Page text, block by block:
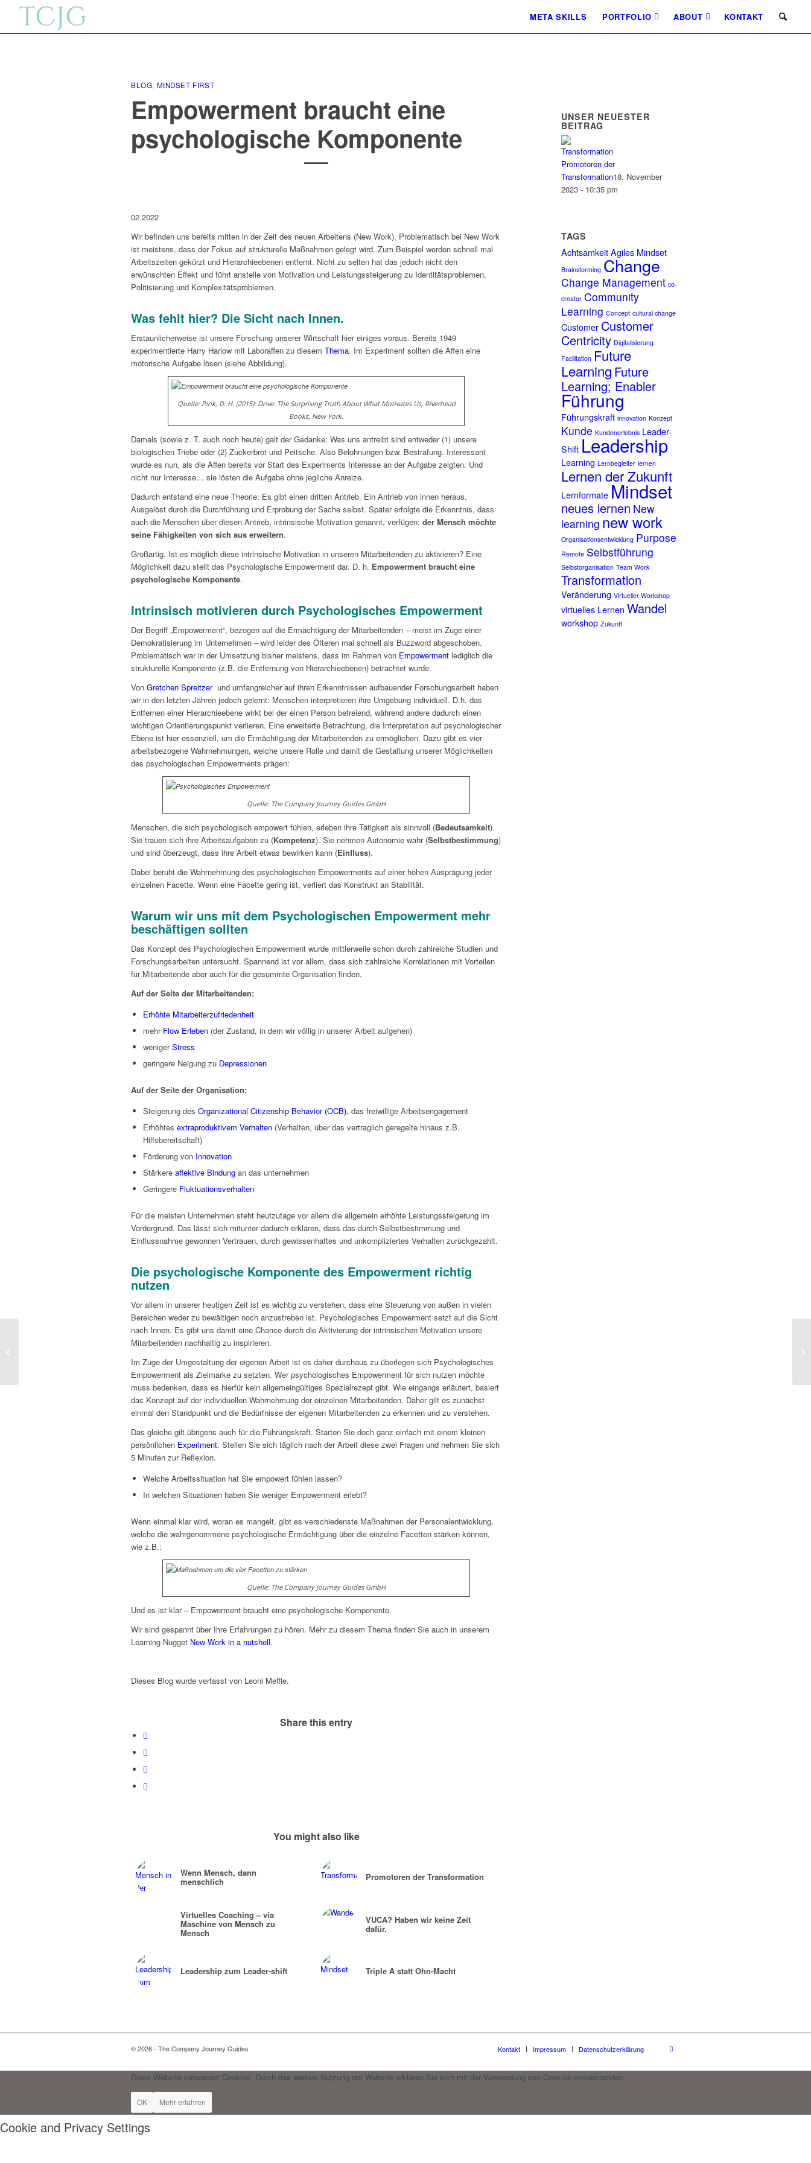
META SKILLS PORTFOLIO ABOUT KONTAKT
BLOG, MINDSET FIRST
Empowerment braucht eine
psychologische Komponente
02.2022
Wir befinden uns bereits mitten in der Zeit des neuen Arbeitens (New Work). Problematisch bei New Work
ist meistens, dass der Fokus auf strukturelle Maßnahmen gelegt wird. Zum Beispiel werden schnell mal
Arbeitszeiten gekürzt und Hierarchieebenen entfernt. Nicht zu selten hat das jedoch nicht den
erwünschten Effekt und führt anstelle von Motivation und Leistungssteigerung zu Identitätsproblemen,
Politisierung und Komplexitätsproblemen.
Was fehlt hier? Die Sicht nach Innen.
Erstaunlicherweise ist unsere Forschung unserer Wirtschaft hier einiges voraus. Bereits 1949
experimentierte Harry Harlow mit Laboraffen zu diesem Thema. Im Experiment sollten die Affen eine
motorische Aufgabe lösen (siehe Abbildung).
Quelle: Pink, D. H. (2015): Drive: The Surprising Truth About What Motivates Us, Riverhead
Books, New York.
Damals (sowie z. T. auch noch heute) galt der Gedanke: Was uns antreibt sind entweder (1) unsere
biologischen Triebe oder (2) Zuckerbrot und Peitsche. Also Belohnungen bzw. Bestrafung. Interessant
wurde es nun, als die Affen bereits vor Start des Experiments Interesse an der Aufgabe zeigten. Und
nicht nur Interesse… sie lösten die Aufgabe ohne jegliche Anreize.
Dadurch entstand eine neue Theorie: Es gibt einen dritten Antrieb. Ein Antrieb von innen heraus.
Ausgelöst durch die Durchführung und Erprobung der Sache selbst. Später erfolgte die Erkenntnis, dass
auch die Menschen über diesen Antrieb, intrinsische Motivation genannt, verfügen: der Mensch möchte
seine Fähigkeiten von sich aus erweitern.
Großartig. Ist es möglich diese intrinsische Motivation in unseren Mitarbeitenden zu aktivieren? Eine
Möglichkeit dazu stellt das Psychologische Empowerment dar. D. h. Empowerment braucht eine
psychologische Komponente.
Intrinsisch motivieren durch Psychologisches Empowerment
Der Begriff „Empowerment“, bezogen auf die Ermächtigung der Mitarbeitenden – meist im Zuge einer
Demokratisierung im Unternehmen – wird leider des Öfteren mal schnell als Buzzword abgeschoben.
Problematisch war in der Umsetzung bisher meistens, dass im Rahmen von Empowerment lediglich die
strukturelle Komponente (z.B. die Entfernung von Hierarchieebenen) betrachtet wurde.
Von Gretchen Spreitzer und umfangreicher auf ihren Erkenntnissen aufbauender Forschungsarbeit haben
wir in den letzten Jahren jedoch gelernt: Menschen interpretieren ihre Umgebung individuell. D.h. das
Entfernen einer Hierarchieebene wirkt bei der einen Person befreiend, während andere dadurch einen
wichtigen Orientierungspunkt verlieren. Eine erweiterte Betrachtung, die Interpretation auf psychologischer
Ebene ist hier essenziell, um die Ermächtigung der Mitarbeitenden zu ermöglichen. Dazu gibt es vier
arbeitsbezogene Wahrnehmungen, welche unsere Rolle und damit die Gestaltung unserer Möglichkeiten
des psychologischen Empowerments prägen:
Quelle: The Company Journey Guides GmbH
Menschen, die sich psychologisch empowert fühlen, erleben ihre Tätigkeit als sinnvoll (Bedeutsamkeit).
Sie trauen sich ihre Arbeitsaufgaben zu (Kompetenz). Sie nehmen Autonomie wahr (Selbstbestimmung)
und sind überzeugt, dass ihre Arbeit etwas bewirken kann (Einfluss).
Dabei beruht die Wahrnehmung des psychologischen Empowerments auf einer hohen Ausprägung jeder
einzelnen Facette. Wenn eine Facette gering ist, verliert das Konstrukt an Stabilität.
Warum wir uns mit dem Psychologischen Empowerment mehr
beschäftigen sollten
Das Konzept des Psychologischen Empowerment wurde mittlerweile schon durch zahlreiche Studien und
Forschungsarbeiten untersucht. Spannend ist vor allem, dass sich zahlreiche Korrelationen mit Vorteilen
für Mitarbeitende aber auch für die gesummte Organisation finden.
Auf der Seite der Mitarbeitenden:
Erhöhte Mitarbeiterzufriedenheit
mehr Flow Erleben (der Zustand, in dem wir völlig in unserer Arbeit aufgehen)
wenigerStress
geringere Neigung zu Depressionen
Auf der Seite der Organisation:
Steigerung des Organizational Citizenship Behavior (OCB), das freiwillige Arbeitsengagement
Erhöhtes extraproduktivem Verhalten (Verhalten, über das vertraglich geregelte hinaus z.B.
Hilfsbereitschaft)
Förderung von Innovation
Stärkere affektive Bindung an das unternehmen
Geringere Fluktuationsverhalten
Für die meisten Unternehmen steht heutzutage vor allem die allgemein erhöhte Leistungssteigerung im
Vordergrund. Das lässt sich mitunter dadurch erklären, dass das durch Selbstbestimmung und
Einflussnahme gewonnen Vertrauen, durch gewissenhaftes und unkompliziertes Verhalten zurückgezahlt.
Die psychologische Komponente des Empowerment richtig
nutzen
Vor allem in unserer heutigen Zeit ist es wichtig zu verstehen, dass eine Steuerung von außen in vielen
Bereichen weder zu bewältigen noch anzustreben ist. Psychologisches Empowerment setzt auf die Sicht
nach Innen. Es gibt uns damit eine Chance durch die Aktivierung der intrinsischen Motivation unsere
Mitarbeitenden nachhaltig zu inspirieren.
Im Zuge der Umgestaltung der eigenen Arbeit ist es daher durchaus zu überlegen sich Psychologisches
Empowerment als Zielmarke zu setzten. Wer psychologisches Empowerment für sich nutzen möchte
muss bedenken, dass es hierfür kein allgemeingültiges Spezialrezept gibt. Wie eingangs erläutert, basiert
das Konzept auf der individuellen Wahrnehmung der einzelnen Mitarbeitenden. Daher gilt es zunächst
einmal den Standpunkt und die Bedürfnisse der eigenen Mitarbeitenden zu erkennen und zu verstehen.
Das gleiche gilt übrigens auch für die Führungskraft. Starten Sie doch ganz einfach mit einem kleinen
persönlichen Experiment. Stellen Sie sich täglich nach der Arbeit diese zwei Fragen und nehmen Sie sich
5 Minuten zur Reflexion.
Welche Arbeitssituation hat Sie empowert fühlen lassen?
In welchen Situationen haben Sie weniger Empowerment erlebt?
Wenn einmal klar wird, woran es mangelt, gibt es verschiedenste Maßnahmen der Personalentwicklung,
welche die wahrgenommene psychologische Ermächtigung über die einzelne Facetten stärken können,
wie z.B.:
Quelle: The Company Journey Guides GmbH
Und es ist klar – Empowerment braucht eine psychologische Komponente.
Wir sind gespannt über Ihre Erfahrungen zu hören. Mehr zu diesem Thema finden Sie auch in unserem
Learning Nugget New Work in a nutshell.
Dieses Blog wurde verfasst von Leoni Meffle.
Share this entry
You might also like
Wenn Mensch, dann
menschlich Promotoren der Transformation
Virtuelles Coaching – via
Maschine von Mensch zu
Mensch
VUCA? Haben wir keine Zeit
dafür.
Leadership zum Leader-shift Triple A statt Ohn-Macht
UNSER NEUESTER
BEITRAG
Promotoren der
Transformation18. November
2023 - 10:35 pm
TAGS
Achtsamkeit Agiles Mindset
Brainstorming Change
Change Management co-
creator Community
Learning Concept cultural change
Customer Customer
Centricity Digitalisierung
Facilitation Future
Learning Future
Learning; Enabler
Führung
Führungskraft innovation Konzept
Kunde Kundenerlebnis Leader-
Shift Leadership
Learning Lernbegleiter lernen
Lernen der Zukunft
Lernformate Mindset
neues lernen New
learning new work
Organisationsentwicklung Purpose
Remote Selbstführung
Selbstorganisation Team Work
Transformation
Veränderung Virtueller Workshop
virtuelles Lernen Wandel
workshop Zukunft
© 2026 - The Company Journey Guides Kontakt Impressum Datenschutzerklärung
Diese Website verwendet Cookies. Durch das weitere Nutzung der Website erklären Sie sich mit der Verwendung von Cookies einverstanden.
OK Mehr erfahren
Cookie and Privacy Settings